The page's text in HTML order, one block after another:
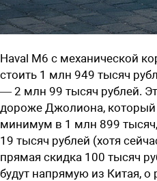
Haval M6 с механической
стоить 1 млн 949 тысяч
— 2 млн 99 тысяч рублей.
дороже Джолиона, который
минимум в 1 млн 899
19 тысяч рублей (хотя
прямая скидка 100 тысяч
будут напрямую из Китая, о